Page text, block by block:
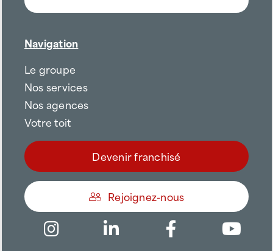
Navigation
Le groupe
Nos services
Nos agences
Votre toit
Devenir franchisé
Rejoignez-nous